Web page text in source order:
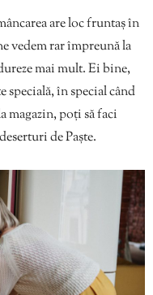
are loc fruntaș în
vedem rar împreună la
mai mult. Ei bine,
în special când
magazin, poți să faci
de Paște.